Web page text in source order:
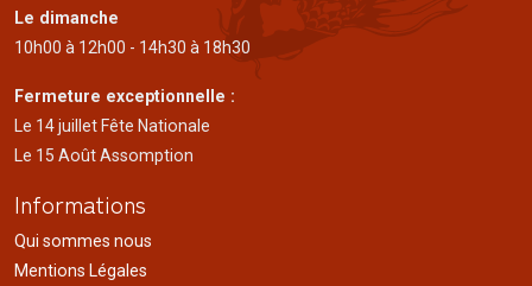
Le dimanche
10h00 à 12h00 - 14h30 à 18h30
Fermeture exceptionnelle :
Le 14 juillet Fête Nationale
Le 15 Août Assomption
Informations
Qui sommes nous
Mentions Légales